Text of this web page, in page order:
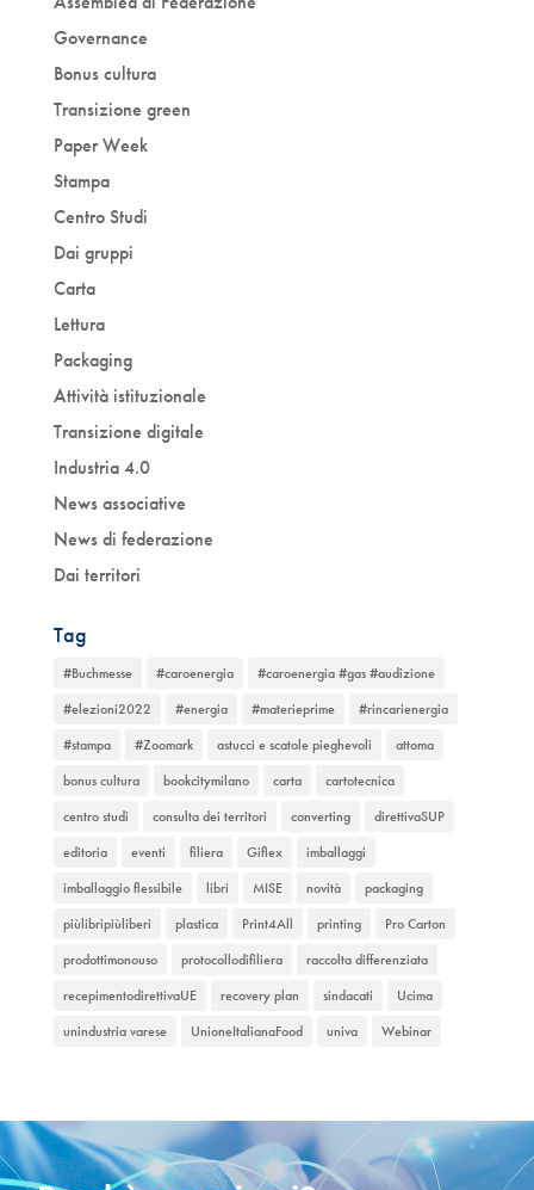
Governance
Bonus cultura
Transizione green
Paper Week
Stampa
Centro Studi
Dai gruppi
Carta
Lettura
Packaging
Attività istituzionale
Transizione digitale
Industria 4.0
News associative
News di federazione
Dai territori
Tag
#Buchmesse #caroenergia
#caroenergia #gas #audizione
#elezioni2022
#energia #materieprime
#rincarienergia
#stampa
#Zoomark astucci e scatole pieghevoli
attoma
bonus cultura
bookcitymilano carta
cartotecnica
centro studi
consulta dei territori converting
direttivaSUP
editoria
eventi filiera Giflex
imballaggi
imballaggio flessibile
libri MISE novità
packaging
piùlibripiùliberi
plastica Print4All printing
Pro Carton
prodottimonouso
protocollodifiliera
raccolta differenziata
recepimentodirettivaUE
recovery plan sindacati
Ucima
unindustria varese
UnioneItalianaFood univa Webinar